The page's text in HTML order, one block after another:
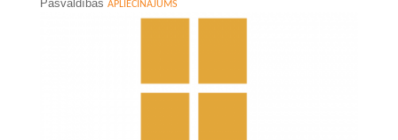
Pašvaldības APLIECINĀJUMS